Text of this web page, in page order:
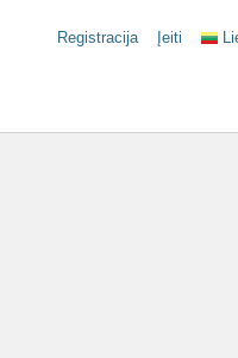
Registracija Įeiti